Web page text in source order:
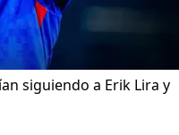
siguiendo a Erik Lira y